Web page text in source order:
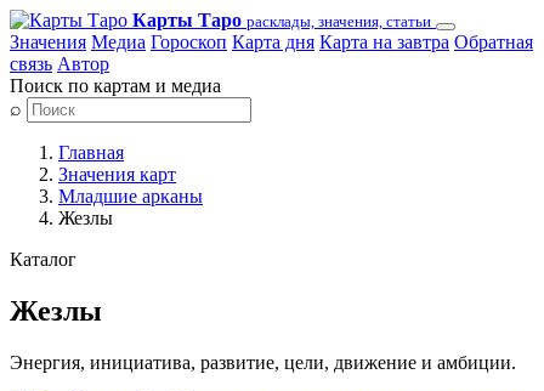
Карты Таро расклады, значения, статьи
Значения Медиа Гороскоп Карта дня Карта на завтра Обратная
связь Автор
Поиск по картам и медиа
⌕
Главная
Значения карт
Младшие арканы
Жезлы
Каталог
Жезлы
Энергия, инициатива, развитие, цели, движение и амбиции.